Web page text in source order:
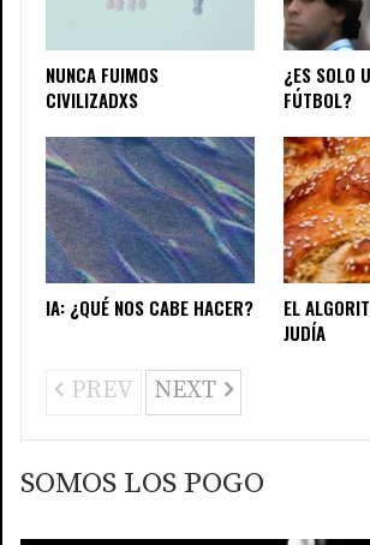
NUNCA FUIMOS
CIVILIZADXS
¿ES SOLO
FÚTBOL?
IA: ¿QUÉ NOS CABE HACER?
EL
JUDÍA
PREV NEXT
SOMOS LOS POGO